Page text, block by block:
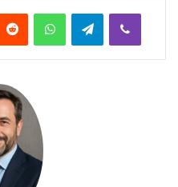
WhatsApp Telegram